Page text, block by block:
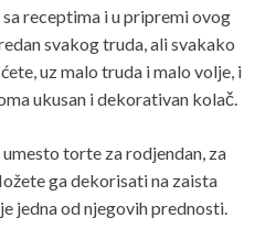
sa receptima i u pripremi ovog
svakog truda, ali svakako
uz malo truda i malo volje, i
ukusan i dekorativan kolač.
torte za rodjendan, za
ga dekorisati na zaista
jedna od njegovih prednosti.